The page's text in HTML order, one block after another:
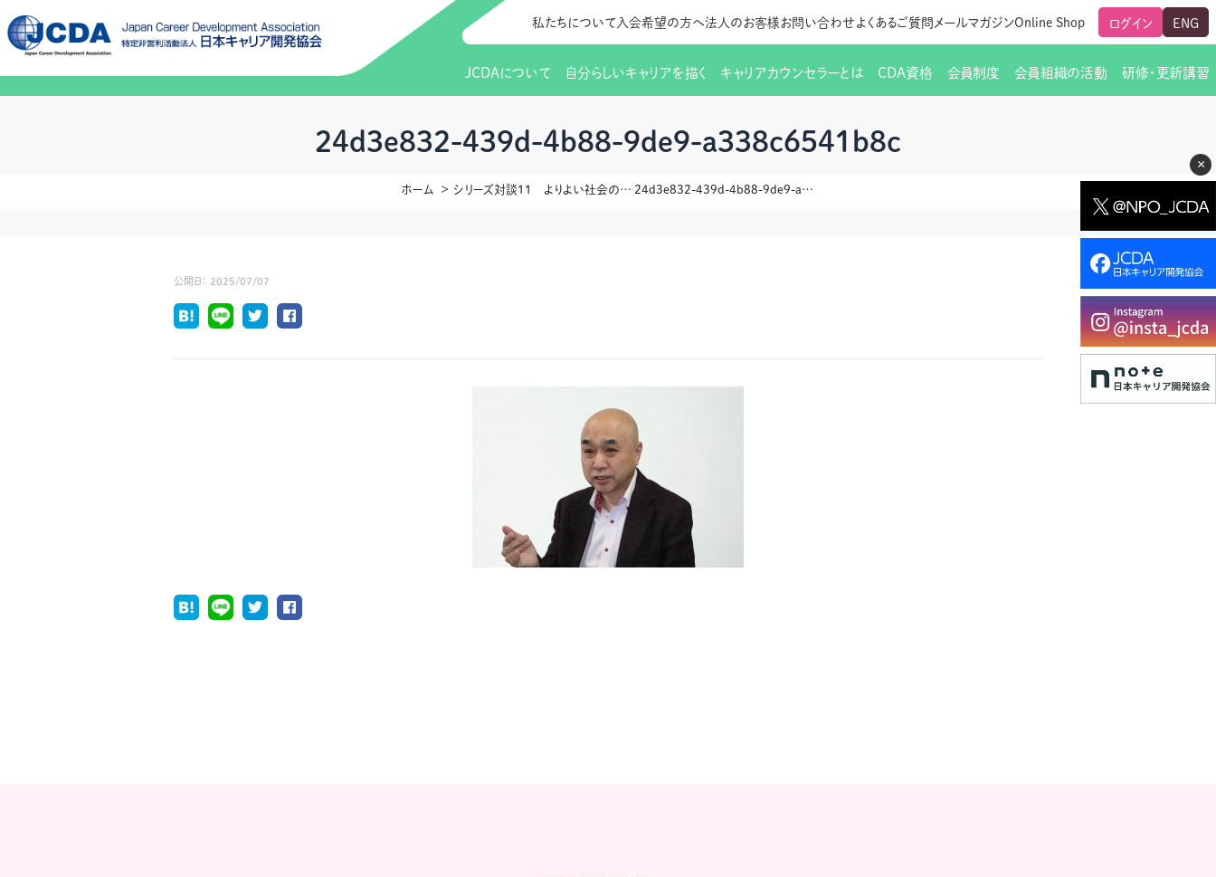
×
私たちについて 入会希望の方へ法人のお客様お問い合わせよくあるご質問 メールマガジンOnline Shop ログイン ENG
JCDAについて
JCDAのビジョン 理事長からのご挨拶
人生すごろく金の糸
キャリア支援サービス
自分らしいキャリアを描く キャリアカウンセラーとは CDA資格 会員制度
入会のご案内 会員向けサポート
会員組織の活動
支部のご紹介 支部・地区一覧
研究会・啓発交流会の活動報告
研修・更新講習
研修情報（お知らせ） 更新講習
（更新講習・スキルアップ）
必要書類ダウンロード（ピアトレ）
ピアファシリテーター紹介
JCDA認定インストラクター紹介
24d3e832-439d-4b88-9de9-a338c6541b8c
ホーム シリーズ対談11 よりよい社会のデザインに向けてゲスト：筑波大学 人間系 特任教授 働く人への心理支援開発研究センター長 岡田 昌毅さん 24d3e832-439d-4b88-9de9-a338c6541b8c
公開日： 2025/07/07